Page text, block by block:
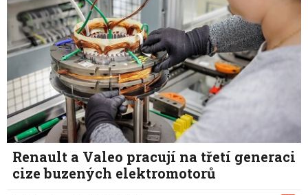
Renault a Valeo pracují na třetí generaci
cize buzených elektromotorů